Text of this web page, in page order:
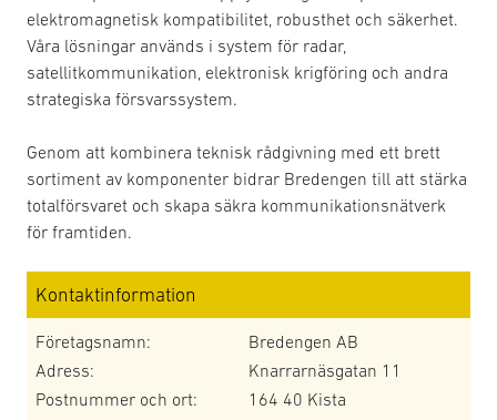
elektromagnetisk kompatibilitet, robusthet och säkerhet.
Våra lösningar används i system för radar,
satellitkommunikation, elektronisk krigföring och andra
strategiska försvarssystem.
Genom att kombinera teknisk rådgivning med ett brett
sortiment av komponenter bidrar Bredengen till att stärka
totalförsvaret och skapa säkra kommunikationsnätverk
för framtiden.
Kontaktinformation
Företagsnamn:
Bredengen AB
Adress:
Knarrarnäsgatan 11
Postnummer och ort:
164 40 Kista